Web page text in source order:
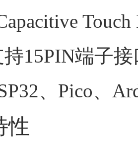
持15PIN端子
、Pico、
性